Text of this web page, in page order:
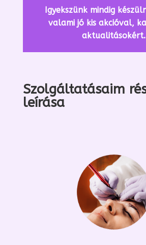
Igyekszünk mindig
valami jó kis akcióval,
aktualitásokért.
Szolgáltatásaim
leírása